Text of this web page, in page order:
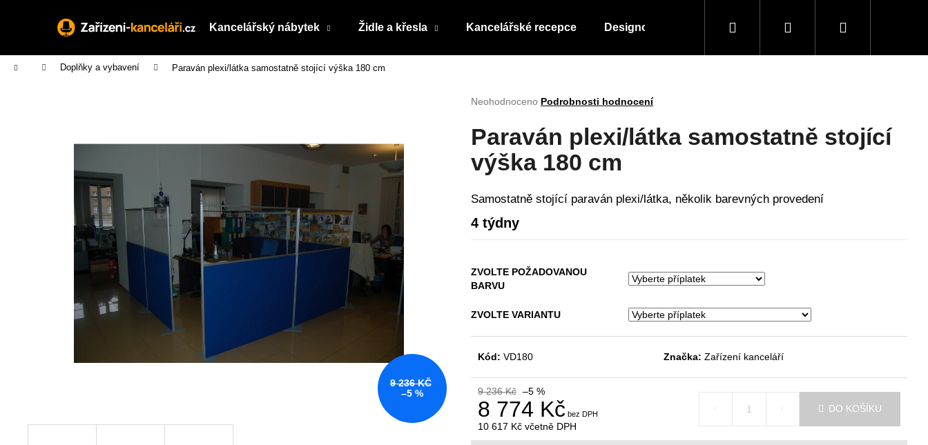
Kancelářský nábytek Židle a křesla Kancelářské recepce Designové kousky Doplňky a vybavení
Hledat PřihlášeníNákupní
Domů Doplňky a vybavení Paraván plexi/látka samostatně stojící výška 180 cm
Průměrné
produktu
je
z
hvězdiček.
Neohodnoceno Podrobnosti hodnocení
Paraván plexi/látka samostatně stojící
výška 180 cm
Samostatně stojící paraván plexi/látka, několik barevných provedení
4 týdny
ZVOLTE POŽADOVANOU
BARVU
ZVOLTE VARIANTU
Kód: VD180 Značka: Zařízení kanceláří
9 236 Kč –5 %
8 774 Kč
10 617 Kč včetně DPH
Měrná
DO KOŠÍKU
9 236 KČ
–5 %
Zpět
do
Zpět
do
Co potřebujete najít?
HLEDAT
Doporučujeme
VÝŠKOVĚ STAVITELNÝ STŮL ALFA
UP, 160 X 80 CM, VÝŠKA 63 - 129 CM
KANCELÁŘSKÁ ŽIDLE GAME ŠÉF
NÁBYTKOVÁ SESTAVA EASY 1